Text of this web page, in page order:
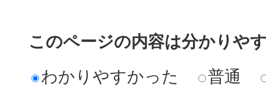
このページの内容は分かりや
わかりやすかった
普通